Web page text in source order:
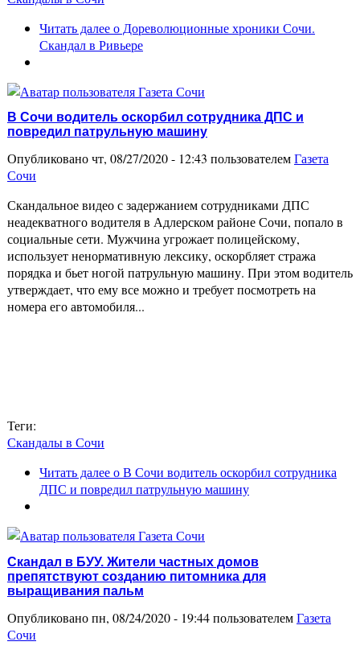
Читать далеео Дореволюционные хроники Сочи.
Скандал в Ривьере
В Сочи водитель оскорбил сотрудника ДПС и
повредил патрульную машину
Опубликовано чт, 08/27/2020 - 12:43 пользователемГазета
Сочи
Скандальное видео с задержанием сотрудниками ДПС
неадекватного водителя в Адлерском районе Сочи, попало в
социальные сети. Мужчина угрожает полицейскому,
использует ненормативную лексику, оскорбляет стража
порядка и бьет ногой патрульную машину. При этом водитель
утверждает, что ему все можно и требует посмотреть на
номера его автомобиля...
Теги:
Скандалы в Сочи
Читать далеео В Сочи водитель оскорбил сотрудника
ДПС и повредил патрульную машину
Скандал в БУУ. Жители частных домов
препятствуют созданию питомника для
выращивания пальм
Опубликовано пн, 08/24/2020 - 19:44 пользователемГазета
Сочи